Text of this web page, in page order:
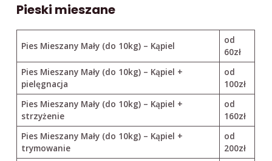
Pieski mieszane
Pies Mieszany Mały (do 10kg) – Kąpiel
od
60zł
Pies Mieszany Mały (do 10kg) – Kąpiel +
pielęgnacja
od
100zł
Pies Mieszany Mały (do 10kg) – Kąpiel +
strzyżenie
od
160zł
Pies Mieszany Mały (do 10kg) – Kąpiel +
trymowanie
od
200zł